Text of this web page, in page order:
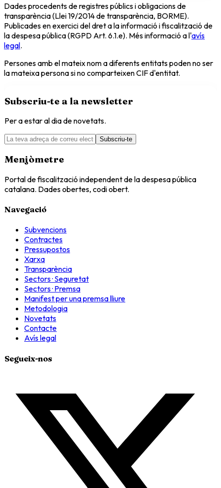
Dades procedents de registres públics i obligacions de
transparència (Llei 19/2014 de transparència, BORME).
Publicades en exercici del dret a la informació i fiscalització de
la despesa pública (RGPD Art. 6.1.e). Més informació a l'avís
legal.
Persones amb el mateix nom a diferents entitats poden no ser
la mateixa persona si no comparteixen CIF d'entitat.
Subscriu-te a la newsletter
Per a estar al dia de novetats.
Subscriu-te
Menjòmetre
Portal de fiscalització independent de la despesa pública
catalana. Dades obertes, codi obert.
Navegació
Subvencions
Contractes
Pressupostos
Xarxa
Transparència
Sectors · Seguretat
Sectors · Premsa
Manifest per una premsa lliure
Metodologia
Novetats
Contacte
Avís legal
Segueix-nos